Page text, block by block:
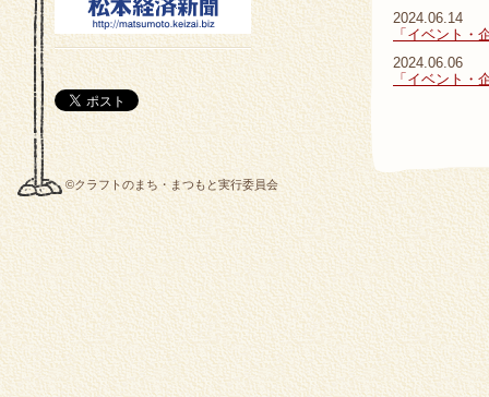
©クラフトのまち・まつもと実行委員会
2024.06.14
「イベント・
2024.06.06
「イベント・